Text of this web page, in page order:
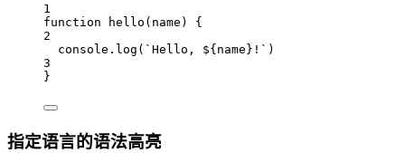
1
function
hello ( name ) {
2
console . log ( `Hello, ${name} !` )
3
}
指定语言的语法高亮